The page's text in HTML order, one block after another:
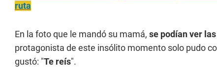
ruta
En la foto que le mandó su mamá, se podían ver
protagonista de este insólito momento solo pudo
gustó: "Te reís".